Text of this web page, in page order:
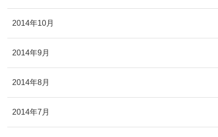
2014年10月
2014年9月
2014年8月
2014年7月